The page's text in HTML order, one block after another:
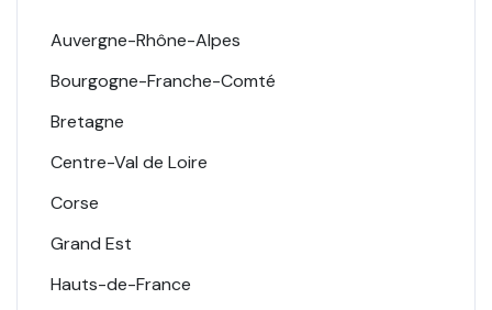
Auvergne-Rhône-Alpes
Bourgogne-Franche-Comté
Bretagne
Centre-Val de Loire
Corse
Grand Est
Hauts-de-France